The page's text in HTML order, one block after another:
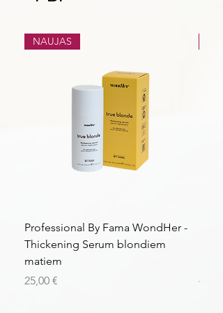
NAUJAS
Professional By Fama WondHer -
Thickening Serum blondiem
matiem
Kaina
25,00 €
Kaina
43,56